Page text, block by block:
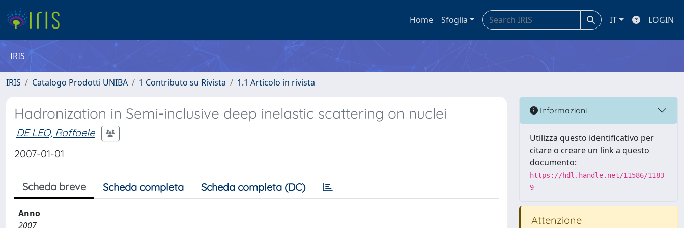
Home Sfoglia IT LOGIN
IRIS
IRIS Catalogo Prodotti UNIBA 1 Contributo su Rivista 1.1 Articolo in rivista
Hadronization in Semi-inclusive deep inelastic scattering on nuclei
DE LEO, Raffaele
2007-01-01
Scheda breve Scheda completa Scheda completa (DC)
Anno
2007
Informazioni
Utilizza questo identificativo per
citare o creare un link a questo
documento:
https://hdl.handle.net/11586/1183
9
Attenzione